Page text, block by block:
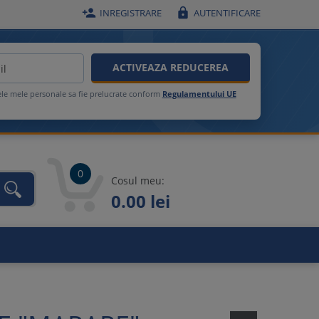
 INREGISTRARE  AUTENTIFICARE
ACTIVEAZA REDUCEREA
mele personale sa fie prelucrate conform Regulamentului UE
0
Cosul meu:
0.00 lei